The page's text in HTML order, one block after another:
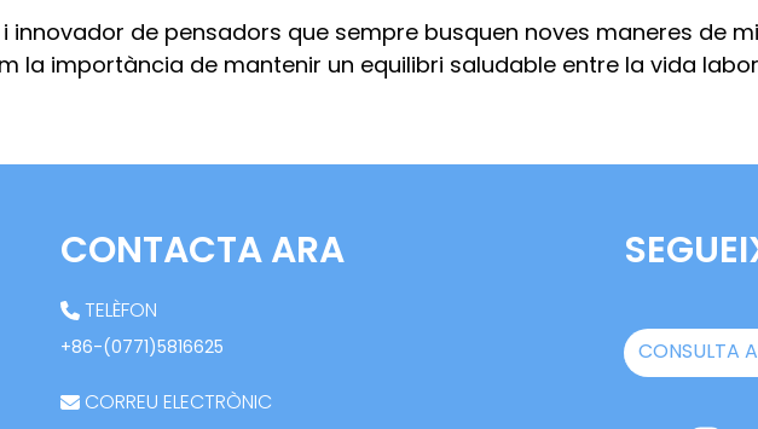
innovador de pensadors que sempre busquen noves maneres de
la importància de mantenir un equilibri saludable entre la vida
CONTACTA ARA
TELÈFON
+86-(0771)5816625
CORREU ELECTRÒNIC
CONSULTA